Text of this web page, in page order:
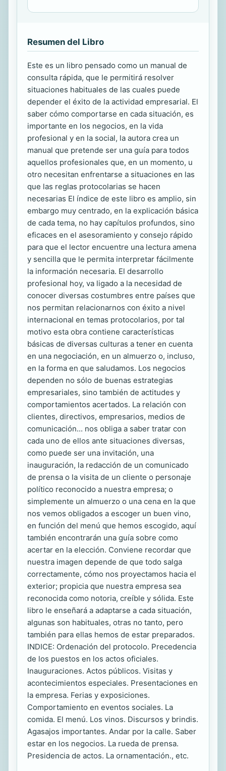
Resumen del Libro
Este es un libro pensado como un manual de
consulta rápida, que le permitirá resolver
situaciones habituales de las cuales puede
depender el éxito de la actividad empresarial. El
saber cómo comportarse en cada situación, es
importante en los negocios, en la vida
profesional y en la social, la autora crea un
manual que pretende ser una guía para todos
aquellos profesionales que, en un momento, u
otro necesitan enfrentarse a situaciones en las
que las reglas protocolarias se hacen
necesarias El índice de este libro es amplio, sin
embargo muy centrado, en la explicación básica
de cada tema, no hay capítulos profundos, sino
eficaces en el asesoramiento y consejo rápido
para que el lector encuentre una lectura amena
y sencilla que le permita interpretar fácilmente
la información necesaria. El desarrollo
profesional hoy, va ligado a la necesidad de
conocer diversas costumbres entre países que
nos permitan relacionarnos con éxito a nivel
internacional en temas protocolarios, por tal
motivo esta obra contiene características
básicas de diversas culturas a tener en cuenta
en una negociación, en un almuerzo o, incluso,
en la forma en que saludamos. Los negocios
dependen no sólo de buenas estrategias
empresariales, sino también de actitudes y
comportamientos acertados. La relación con
clientes, directivos, empresarios, medios de
comunicación... nos obliga a saber tratar con
cada uno de ellos ante situaciones diversas,
como puede ser una invitación, una
inauguración, la redacción de un comunicado
de prensa o la visita de un cliente o personaje
político reconocido a nuestra empresa; o
simplemente un almuerzo o una cena en la que
nos vemos obligados a escoger un buen vino,
en función del menú que hemos escogido, aquí
también encontrarán una guía sobre como
acertar en la elección. Conviene recordar que
nuestra imagen depende de que todo salga
correctamente, cómo nos proyectamos hacia el
exterior; propicia que nuestra empresa sea
reconocida como notoria, creíble y sólida. Este
libro le enseñará a adaptarse a cada situación,
algunas son habituales, otras no tanto, pero
también para ellas hemos de estar preparados.
INDICE: Ordenación del protocolo. Precedencia
de los puestos en los actos oficiales.
Inauguraciones. Actos públicos. Visitas y
acontecimientos especiales. Presentaciones en
la empresa. Ferias y exposiciones.
Comportamiento en eventos sociales. La
comida. El menú. Los vinos. Discursos y brindis.
Agasajos importantes. Andar por la calle. Saber
estar en los negocios. La rueda de prensa.
Presidencia de actos. La ornamentación., etc.